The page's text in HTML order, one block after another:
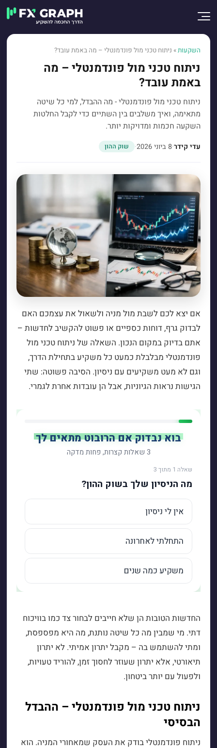
השקעות» ניתוח טכני מול פונדמנטלי – מה באמת עובד?
ניתוח טכני מול פונדמנטלי – מה
באמת עובד?
ניתוח טכני מול פונדמנטלי - מה ההבדל, למי כל שיטה
מתאימה, ואיך משלבים בין השתיים כדי לקבל החלטות
השקעה חכמות ומדויקות יותר.
עדי קידר·8 ביוני 2026 · שוק ההון
אם יצא לכם לשבת מול מניה ולשאול את עצמכם האם
לבדוק גרף, דוחות כספיים או פשוט להקשיב לחדשות –
אתם בדיוק במקום הנכון. השאלה של ניתוח טכני מול
פונדמנטלי מבלבלת כמעט כל משקיע בתחילת הדרך,
וגם לא מעט משקיעים עם ניסיון. הסיבה פשוטה: שתי
הגישות נראות הגיוניות, אבל הן עובדות אחרת לגמרי.
החדשות הטובות הן שלא חייבים לבחור צד כמו בוויכוח
דתי. מי שמבין מה כל שיטה נותנת, מה היא מפספסת,
ומתי להשתמש בה – מקבל יתרון אמיתי. לא יתרון
תיאורטי, אלא יתרון שעוזר לחסוך זמן, להוריד טעויות,
ולפעול עם יותר ביטחון.
ניתוח טכני מול פונדמנטלי – ההבדל
הבסיסי
ניתוח פונדמנטלי בודק את העסק שמאחורי המניה. הוא